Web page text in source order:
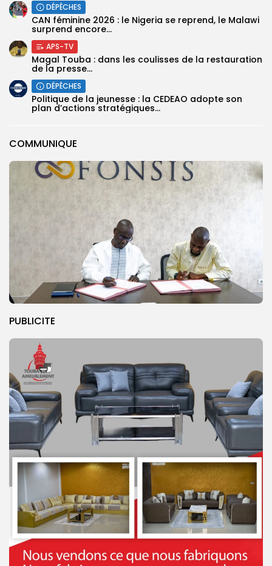
COMMUNIQUE
PUBLICITE
DÉPÊCHES
‎CAN féminine 2026 : le Nigeria se reprend, le Malawi
surprend encore...
APS-TV
Magal Touba : dans les coulisses de la restauration
de la presse...
DÉPÊCHES
Politique de la jeunesse : la CEDEAO adopte son
plan d’actions stratégiques...